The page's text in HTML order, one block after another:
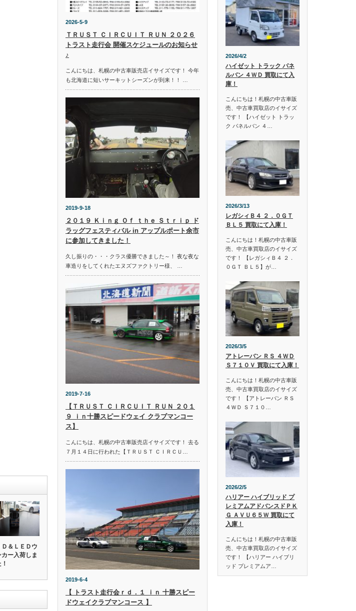
Ｄ＆ＬＥＤウ
カー入荷しま
2026-5-9
ＴＲＵＳＴ ＣＩＲＣＵＩＴ ＲＵＮ ２０２６
トラスト走行会 開催スケジュールのお知らせ
♪
こんにちは、札幌の中古車販売店イサイズです！ 今年
も北海道に短いサーキットシーズンが到来！！ …
2019-9-18
２０１９ Ｋｉｎｇ Ｏｆ ｔｈｅ Ｓｔｒｉｐ ド
ラッグフェスティバル in アップルポート余市
に参加してきました！
久し振りの・・・クラス優勝できました～！ 夜な夜な
車造りをしてくれたエヌズファクトリー様、 …
2019-7-16
【ＴＲＵＳＴ ＣＩＲＣＵＩＴ ＲＵＮ ２０１
９ ｉｎ十勝スピードウェイ クラブマンコー
ス】
こんにちは、札幌の中古車販売店イサイズです！ 去る
７月１４日に行われた【ＴＲＵＳＴ ＣＩＲＣＵ…
2019-6-4
【 トラスト走行会ｒｄ．１ ｉｎ 十勝スピー
ドウェイクラブマンコース 】
2026/4/2
ハイゼット トラック パネ
ルバン ４ＷＤ 買取にて入
庫！
こんにちは！札幌の中古車販
売、中古車買取店のイサイズ
です！ 【ハイゼット トラッ
ク パネルバン ４…
2026/3/13
レガシィＢ４ ２．０ＧＴ
ＢＬ５ 買取にて入庫！
こんにちは！札幌の中古車販
売、中古車買取店のイサイズ
です！ 【レガシィＢ４ ２．
０ＧＴ ＢＬ５】が…
2026/3/5
アトレーバン ＲＳ ４ＷＤ
Ｓ７１０Ｖ 買取にて入庫！
こんにちは！札幌の中古車販
売、中古車買取店のイサイズ
です！ 【アトレーバン ＲＳ
４ＷＤ Ｓ７１０…
2026/2/5
ハリアー ハイブリッド プ
レミアムアドバンスドＰＫ
Ｇ ＡＶＵ６５Ｗ 買取にて
入庫！
こんにちは！札幌の中古車販
売、中古車買取店のイサイズ
です！ 【ハリアー ハイブリ
ッド プレミアムア…